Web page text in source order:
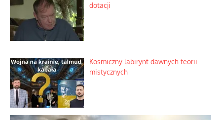
dotacji
Kosmiczny labirynt dawnych teorii
mistycznych